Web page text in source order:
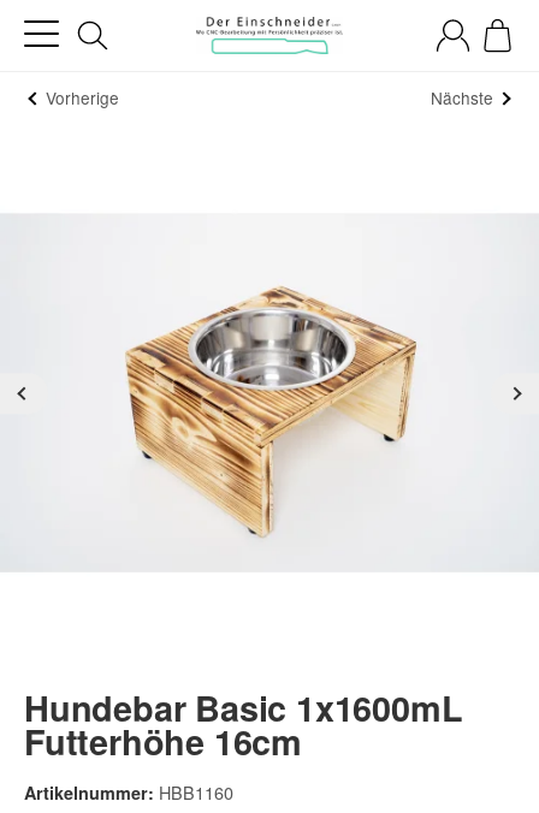
Vorherige Nächste
Hundebar Basic 1x1600mL
Futterhöhe 16cm
Artikelnummer: HBB1160